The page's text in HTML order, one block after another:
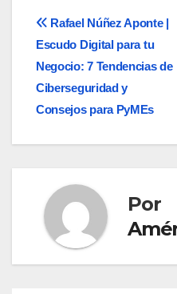
Navegación
de
entradas
Rafael Núñez Aponte |
Escudo Digital para tu
Negocio: 7 Tendencias de
Ciberseguridad y
Consejos para PyMEs
Por